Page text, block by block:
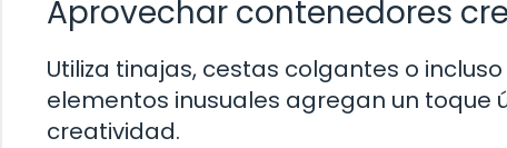
Aprovechar contenedores
Utiliza tinajas, cestas colgantes o
elementos inusuales agregan un toque
creatividad.